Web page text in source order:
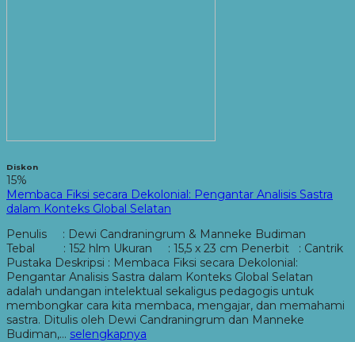
Diskon
15%
Membaca Fiksi secara Dekolonial: Pengantar Analisis Sastra
dalam Konteks Global Selatan
Penulis : Dewi Candraningrum & Manneke Budiman
Tebal : 152 hlm Ukuran : 15,5 x 23 cm Penerbit : Cantrik
Pustaka Deskripsi : Membaca Fiksi secara Dekolonial:
Pengantar Analisis Sastra dalam Konteks Global Selatan
adalah undangan intelektual sekaligus pedagogis untuk
membongkar cara kita membaca, mengajar, dan memahami
sastra. Ditulis oleh Dewi Candraningrum dan Manneke
Budiman,… selengkapnya